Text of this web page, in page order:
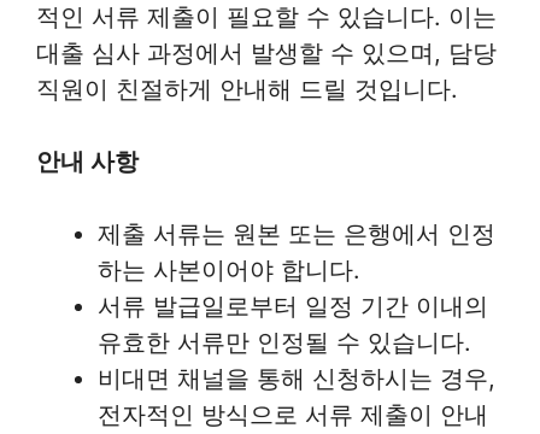
적인 서류 제출이 필요할 수 있습니다. 이는
대출 심사 과정에서 발생할 수 있으며, 담당
직원이 친절하게 안내해 드릴 것입니다.
안내 사항
제출 서류는 원본 또는 은행에서 인정
하는 사본이어야 합니다.
서류 발급일로부터 일정 기간 이내의
유효한 서류만 인정될 수 있습니다.
비대면 채널을 통해 신청하시는 경우,
전자적인 방식으로 서류 제출이 안내